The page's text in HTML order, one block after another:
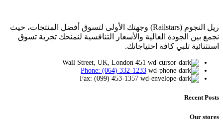
ريل النجوم (Railstars) وجهتك الأولى لتسوق أفضل المنتجات، حيث
نجمع بين الجودة العالية والأسعار التنافسية لنمنحك تجربة تسوق
استثنائية تلبي كافة احتياجاتك.
451 Wall Street, UK, London
Phone: (064) 332-1233
Fax: (099) 453-1357
Recent Posts
Our stores